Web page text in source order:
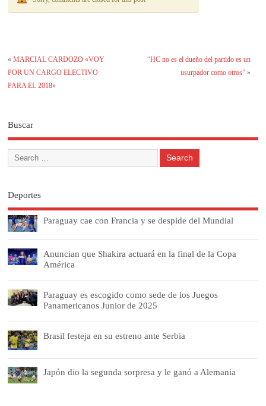
«MARCIAL CARDOZO «VOY
POR UN CARGO ELECTIVO
PARA EL 2018»
“HC no es el dueño del partido es un
usurpador como otros”»
Buscar
Deportes
Paraguay cae con Francia y se despide del Mundial
Anuncian que Shakira actuará en la final de la Copa
América
Paraguay es escogido como sede de los Juegos
Panamericanos Junior de 2025
Brasil festeja en su estreno ante Serbia
Japón dio la segunda sorpresa y le ganó a Alemania